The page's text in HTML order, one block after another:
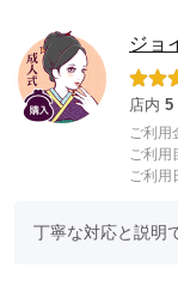
ジョ
店内 5
ご利用
ご利用
ご利用
丁寧な対応と説明